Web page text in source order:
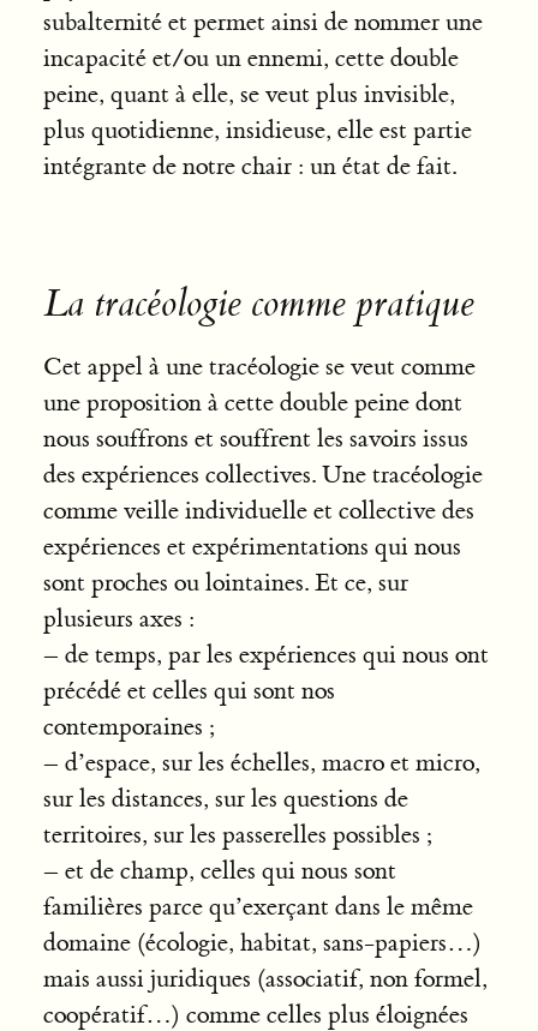
subalternité et permet ainsi de nommer une
incapacité et/ou un ennemi, cette double
peine, quant à elle, se veut plus invisible,
plus quotidienne, insidieuse, elle est partie
intégrante de notre chair : un état de fait.
La tracéologie comme pratique
Cet appel à une tracéologie se veut comme
une proposition à cette double peine dont
nous souffrons et souffrent les savoirs issus
des expériences collectives. Une tracéologie
comme veille individuelle et collective des
expériences et expérimentations qui nous
sont proches ou lointaines. Et ce, sur
plusieurs axes :
– de temps, par les expériences qui nous ont
précédé et celles qui sont nos
contemporaines ;
– d’espace, sur les échelles, macro et micro,
sur les distances, sur les questions de
territoires, sur les passerelles possibles ;
– et de champ, celles qui nous sont
familières parce qu’exerçant dans le même
domaine (écologie, habitat, sans-papiers…)
mais aussi juridiques (associatif, non formel,
coopératif…) comme celles plus éloignées